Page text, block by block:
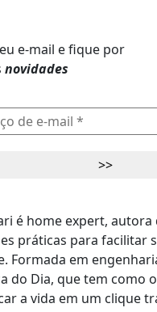
e-mail e fique por
novidades
é home expert, autora
práticas para facilitar
Formada em
do Dia, que tem como
a vida em um clique